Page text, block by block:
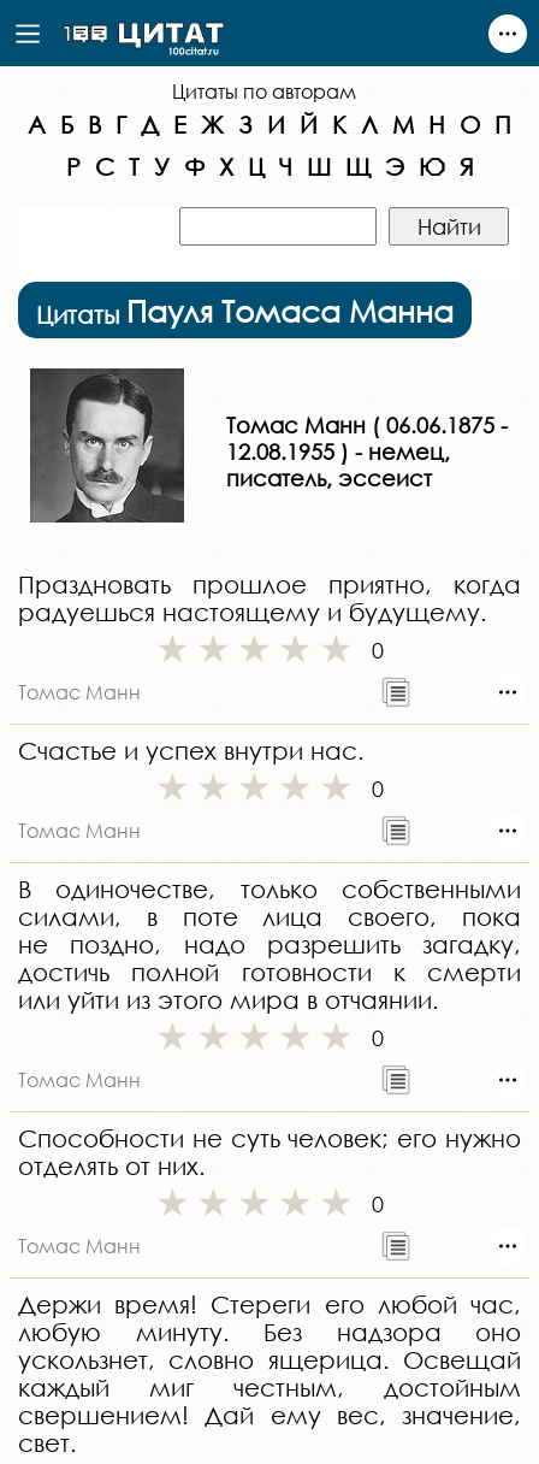
Цитаты по авторам
А Б В Г Д Е Ж З И Й К Л М Н О П
Р С Т У Ф Х Ц Ч Ш Щ Э Ю Я
Цитаты Пауля Томаса Манна
Томас Манн ( 06.06.1875 -
12.08.1955 ) - немец,
писатель, эссеист
Праздновать прошлое приятно, когда
радуешься настоящему и будущему.
0
Томас Манн
Счастье и успех внутри нас.
0
Томас Манн
В одиночестве, только собственными
силами, в поте лица своего, пока
не поздно, надо разрешить загадку,
достичь полной готовности к смерти
или уйти из этого мира в отчаянии.
0
Томас Манн
Способности не суть человек; его нужно
отделять от них.
0
Томас Манн
Держи время! Стереги его любой час,
любую минуту. Без надзора оно
ускользнет, словно ящерица. Освещай
каждый миг честным, достойным
свершением! Дай ему вес, значение,
свет.